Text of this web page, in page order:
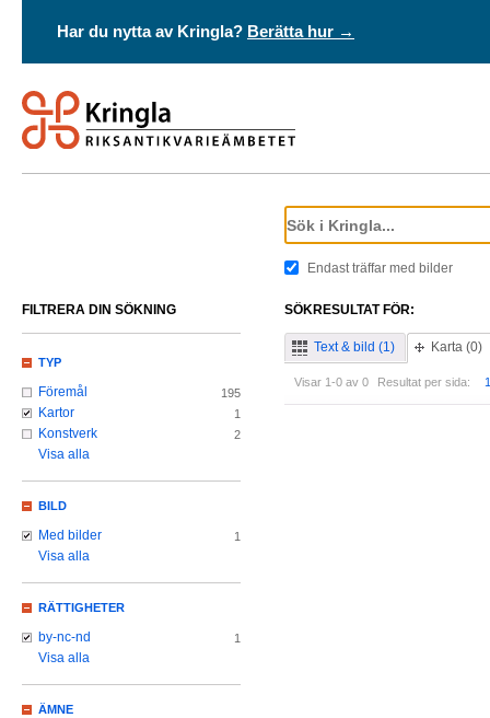
Har du nytta av Kringla? Berätta hur →
Endast träffar med bilder
SÖKRESULTAT FÖR:
Text & bild (1) Karta (0)
Visar 1-0 av 0 Resultat per sida:
FILTRERA DIN SÖKNING
TYP
Föremål 195
Kartor 1
Konstverk 2
Visa alla
BILD
Med bilder 1
Visa alla
RÄTTIGHETER
by-nc-nd 1
Visa alla
ÄMNE